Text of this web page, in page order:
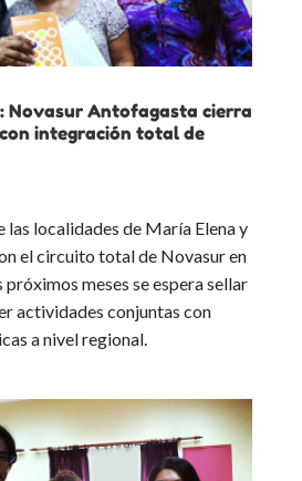
Novasur Antofagasta cierra
integración total de
las localidades de María Elena y
el circuito total de Novasur en
próximos meses se espera sellar
actividades conjuntas con
a nivel regional.